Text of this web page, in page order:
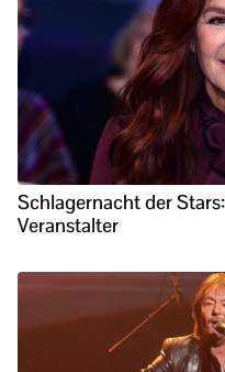
Schlagernacht der
Veranstalter